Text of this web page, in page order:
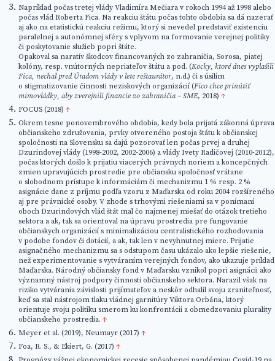
Napríklad počas tretej vlády Vladimíra Mečiara v rokoch 1994 až 1998 alebo
počas vlád Roberta Fica. Na reakciu štátu počas tohto obdobia sa dá nazerať
aj ako na etatistickú reakciu režimu, ktorý si nevedel predstaviť existenciu
paralelnej a autonómnej sféry s vplyvom na formovanie verejnej politiky
či poskytovanie služieb popri štáte.
Opakoval sa naratív škodcov financovaných zo zahraničia, Sorosa, piatej
kolóny, resp. vnútorných nepriateľov štátu a pod. (Kocky, ktoré dnes vyplašili
Fica, nechal pred Úradom vlády v lete reštaurátor, n.d.) či s úsilím
o stigmatizovanie činnosti neziskových organizácií (Fico chce prinútiť
mimovládky, aby zverejnili financie zo zahraničia – SME, 2018) ↑
FOCUS (2018) ↑
Okrem tesne ponovembrového obdobia, kedy bola prijatá zákonná úprava
občianskeho združovania, prvky otvoreného postoja štátu k občianskej
spoločnosti na Slovensku sa dajú pozorovať len počas prvej a druhej
Dzurindovej vlády (1998-2002, 2002-2006) a vlády Ivety Radičovej (2010-2012),
počas ktorých došlo k prijatiu viacerých právnych noriem a koncepčných
zmien upravujúcich prostredie pre občiansku spoločnosť vrátane
o slobodnom prístupe k informáciám či mechanizmu 1 % resp. 2 %
asignácie dane z príjmu podľa vzoru z Maďarska od roku 2004 rozšíreného
aj pre právnické osoby. V zhode s trhovými riešeniami sa v ponímaní
oboch Dzurindových vlád štát mal čo najmenej miešať do otázok tretieho
sektora a ak, tak sa orientoval na úpravu prostredia pre fungovanie
občianskych organizácií s minimalizáciou centralistického rozhodovania
v podobe fondov či dotácií, a ak, tak len v nevyhnutnej miere. Prijatie
asignačného mechanizmu sa s odstupom času ukázalo ako lepšie riešenie,
než experimentovanie s vytváraním verejných fondov, ako ukazuje príklad
Maďarska. Národný občiansky fond v Maďarsku vznikol popri asignácii ako
významný nástroj podpory činnosti občianskeho sektora. Narazil však na
riziko vytvárania závislosti prijímateľov a neskôr odhalil svoju zraniteľnosť,
keď sa stal nástrojom tlaku vládnej garnitúry Viktora Orbána, ktorý
orientuje svoju politiku smerom ku konfrontácii a obmedzovaniu plurality
občianskeho prostredia. ↑
Meyer et al. (2019), Neumayr (2017) ↑
Foa, R. S., & Ekiert, G. (2017) ↑